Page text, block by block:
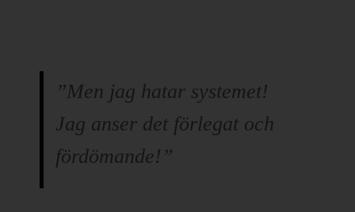
”Men jag hatar systemet!
Jag anser det förlegat och
fördömande!”